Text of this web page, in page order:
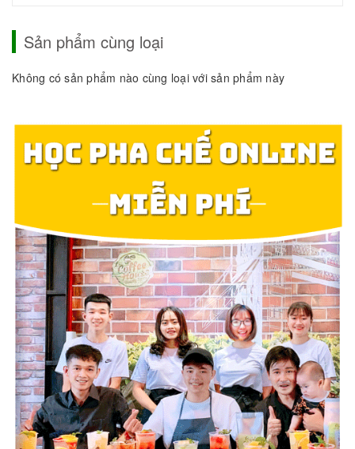
Sản phẩm cùng loại
Không có sản phẩm nào cùng loại với sản phẩm này